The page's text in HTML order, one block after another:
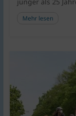
Mehr lesen